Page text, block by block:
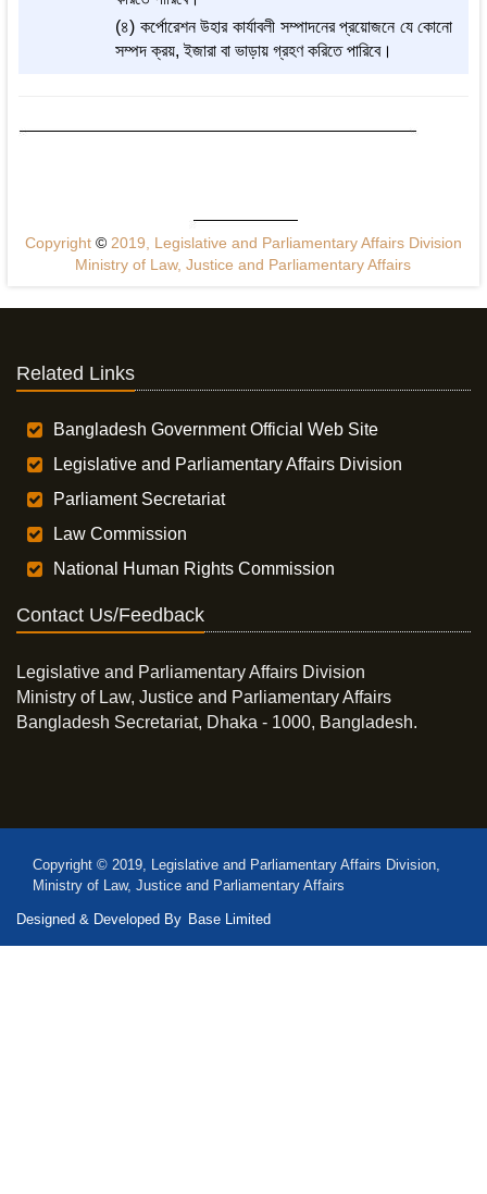
(৪) কর্পোরেশন উহার কার্যাবলী সম্পাদনের প্রয়োজনে যে কোনো
সম্পদ ক্রয়, ইজারা বা ভাড়ায় গ্রহণ করিতে পারিবে।
Copyright ©2019, Legislative and Parliamentary Affairs Division
Ministry of Law, Justice and Parliamentary Affairs
Related Links
Bangladesh Government Official Web Site
Legislative and Parliamentary Affairs Division
Parliament Secretariat
Law Commission
National Human Rights Commission
Contact Us/Feedback
Legislative and Parliamentary Affairs Division
Ministry of Law, Justice and Parliamentary Affairs
Bangladesh Secretariat, Dhaka - 1000, Bangladesh.
Copyright © 2019, Legislative and Parliamentary Affairs Division,
Ministry of Law, Justice and Parliamentary Affairs
Designed & Developed By Base Limited